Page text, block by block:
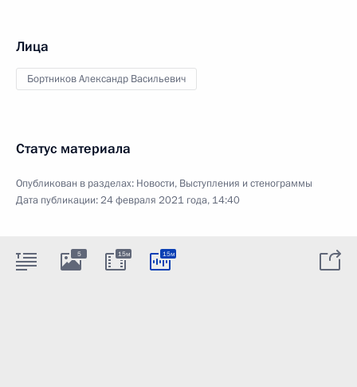
Лица
Бортников Александр Васильевич
Статус материала
Опубликован в разделах: Новости, Выступления и стенограммы
Дата публикации:24 февраля 2021 года, 14:40
5 15м 15м